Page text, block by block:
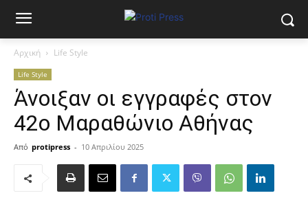
Αρχική Life Style
Life Style
Άνοιξαν οι εγγραφές στον
42ο Μαραθώνιο Αθήνας
Από protipress - 10 Απριλίου 2025